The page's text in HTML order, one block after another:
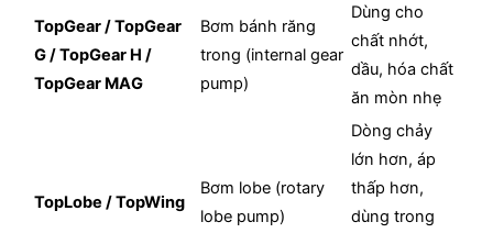
TopGear / TopGear
G / TopGear H /
TopGear MAG
Bơm bánh răng
trong (internal gear
pump)
Dùng cho
chất nhớt,
dầu, hóa chất
ăn mòn nhẹ
TopLobe / TopWing
Bơm lobe (rotary
lobe pump)
Dòng chảy
lớn hơn, áp
thấp hơn,
dùng trong